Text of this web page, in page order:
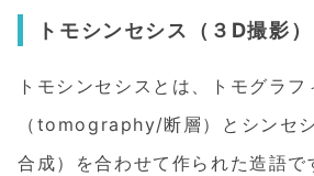
トモシンセシス（３D撮影）
トモシンセシスとは、トモグラフ
（tomography/断層）とシンセ
合成）を合わせて作られた造語で